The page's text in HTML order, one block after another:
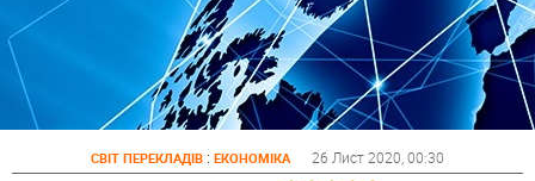
СВІТ ПЕРЕКЛАДІВ : ЕКОНОМІКА 26 Лист 2020 , 00:30